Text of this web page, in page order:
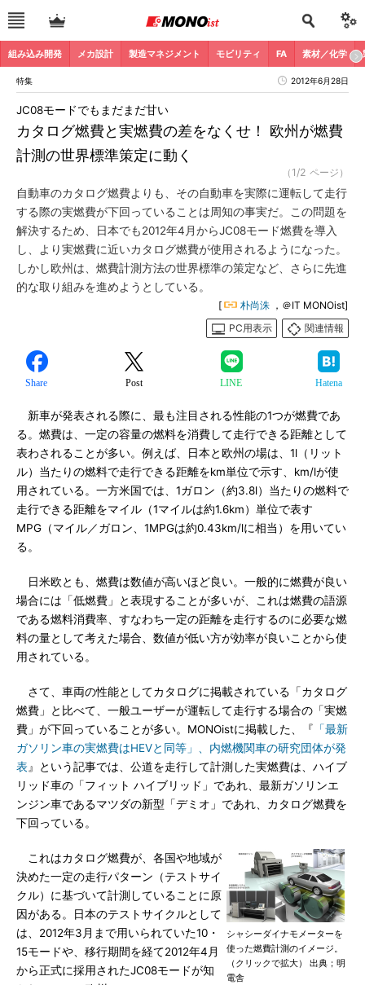
組み込み開発 メカ設計 製造マネジメント モビリティ FA 素材／化学
特集 2012年6月28日
カタログ燃費と実燃費の差をなくせ！ 欧州が燃費
計測の世界標準策定に動く
JC08モードでもまだまだ甘い
（1/2 ページ）
自動車のカタログ燃費よりも、その自動車を実際に運転して走行
する際の実燃費が下回っていることは周知の事実だ。この問題を
解決するため、日本でも2012年4月からJC08モード燃費を導入
し、より実燃費に近いカタログ燃費が使用されるようになった。
しかし欧州は、燃費計測方法の世界標準の策定など、さらに先進
的な取り組みを進めようとしている。
[ 朴尚洙 ，＠IT MONOist]
PC用表示
関連情報
Share Post LINE Hatena
新車が発表される際に、最も注目される性能の1つが燃費であ
る。燃費は、一定の容量の燃料を消費して走行できる距離として
表わされることが多い。例えば、日本と欧州の場は、1l（リット
ル）当たりの燃料で走行できる距離をkm単位で示す、km/lが使
用されている。一方米国では、1ガロン（約3.8l）当たりの燃料で
走行できる距離をマイル（1マイルは約1.6km）単位で表す
MPG（マイル／ガロン、1MPGは約0.43km/lに相当）を用いてい
る。
日米欧とも、燃費は数値が高いほど良い。一般的に燃費が良い
場合には「低燃費」と表現することが多いが、これは燃費の語源
である燃料消費率、すなわち一定の距離を走行するのに必要な燃
料の量として考えた場合、数値が低い方が効率が良いことから使
用されている。
さて、車両の性能としてカタログに掲載されている「カタログ
燃費」と比べて、一般ユーザーが運転して走行する場合の「実燃
費」が下回っていることが多い。MONOistに掲載した、『 「最新
ガソリン車の実燃費はHEVと同等」、内燃機関車の研究団体が発
表』という記事では、公道を走行して計測した実燃費は、ハイブ
リッド車の「フィット ハイブリッド」であれ、最新ガソリンエ
ンジン車であるマツダの新型「デミオ」であれ、カタログ燃費を
下回っている。
シャシーダイナモメーターを
使った燃費計測のイメージ。
（クリックで拡大） 出典；明
電舎
これはカタログ燃費が、各国や地域が
決めた一定の走行パターン（テストサイ
クル）に基づいて計測していることに原
因がある。日本のテストサイクルとして
は、2012年3月まで用いられていた10・
15モードや、移行期間を経て2012年4月
から正式に採用されたJC08モードが知